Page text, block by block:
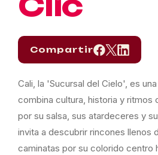
Compartir
Cali, la 'Sucursal del Cielo', es
combina cultura, historia y ritmos
por su salsa, sus atardeceres y
invita a descubrir rincones llenos
caminatas por su colorido centro